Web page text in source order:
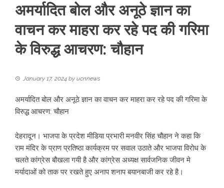
अमर्यादित बोल और अनूठे ज्ञान का
वाचन कर माहरा कर रहे पद की गरिमा
के विरुद्ध आचरण: चौहान
January 17, 2024 by ucnnews
अमर्यादित बोल और अनूठे ज्ञान का वाचन कर माहरा कर रहे पद की गरिमा के
विरुद्ध आचरण: चौहान
देहरादून। भाजपा के प्रदेश मीडिया प्रभारी मनवीर सिंह चौहान ने कहा कि
राम मंदिर के प्राण प्रतिष्ठा कार्यक्रम पर सवाल उठाते और भाजपा विरोध के
चलते कांग्रेस बौखला गयी है और कांग्रेस अध्यक्ष सार्वजनिक जीवन मे
मर्यादाओं को ताक पर रखते हुए अनाप शनाप बयानबाजी कर रहे है।